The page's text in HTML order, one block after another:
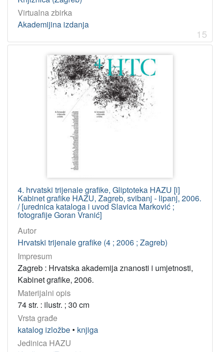
Virtualna zbirka
Akademijina izdanja
15
4. hrvatski trijenale grafike, Gliptoteka HAZU [i]
Kabinet grafike HAZU, Zagreb, svibanj - lipanj, 2006.
/ [urednica kataloga i uvod Slavica Marković ;
fotografije Goran Vranić]
Autor
Hrvatski trijenale grafike (4 ; 2006 ; Zagreb)
Impresum
Zagreb : Hrvatska akademija znanosti i umjetnosti,
Kabinet grafike, 2006.
Materijalni opis
74 str. : ilustr. ; 30 cm
Vrsta građe
katalog izložbe • knjiga
Jedinica HAZU